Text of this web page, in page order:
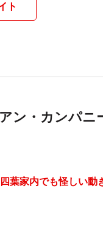
ト
ン・カンパニ
葉家内でも怪しい動